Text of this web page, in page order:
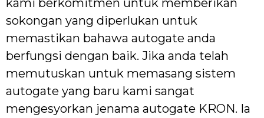
sokongan yang diperlukan untuk
memastikan bahawa autogate anda
berfungsi dengan baik. Jika anda telah
memutuskan untuk memasang sistem
autogate yang baru kami sangat
mengesyorkan jenama autogate KRON. Ia